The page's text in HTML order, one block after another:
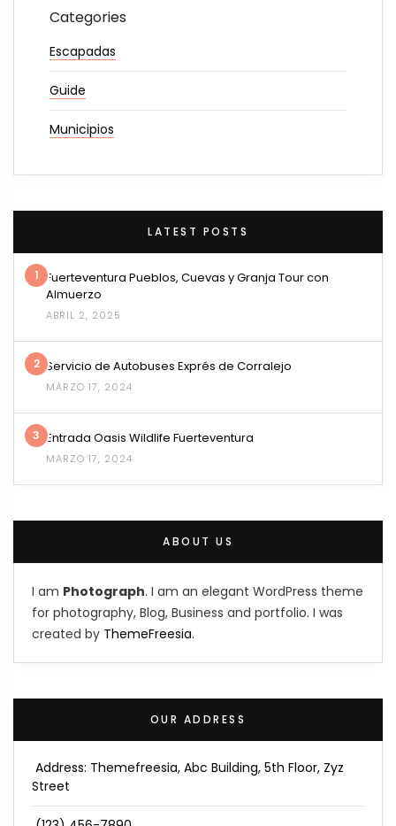
Categories
Escapadas
Guide
Municipios
LATEST POSTS
1 Fuerteventura Pueblos, Cuevas y Granja Tour con
Almuerzo
ABRIL 2, 2025
2 Servicio de Autobuses Exprés de Corralejo
MARZO 17, 2024
3 Entrada Oasis Wildlife Fuerteventura
MARZO 17, 2024
ABOUT US
I am Photograph. I am an elegant WordPress theme
for photography, Blog, Business and portfolio. I was
created by ThemeFreesia.
OUR ADDRESS
Address: Themefreesia, Abc Building, 5th Floor, Zyz
Street